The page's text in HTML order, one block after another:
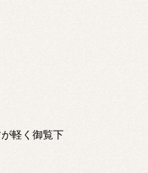
軽く御覧下